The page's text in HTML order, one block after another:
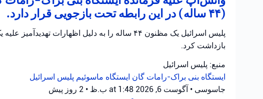
(۴۴ ساله) در این رابطه تحت بازجویی قرار دارد.
پلیس اسرائیل یک مظنون ۴۴ ساله را به دلیل اظهارات
بازداشت کرد.
منبع: پلیس اسرائیل
ایستگاه بنی براک-رامات گان ایستگاه ماسوئیم پلیس اسرائیل
جاسوسی • آگوست 6, 2026 at 1:48 ب.ظ • 2 روز پیش